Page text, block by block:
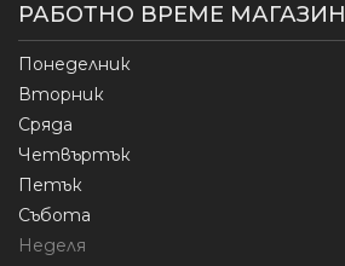
РАБОТНО ВРЕМЕ МАГАЗИН
Понеделник
Вторник
Сряда
Четвъртък
Петък
Събота
Неделя